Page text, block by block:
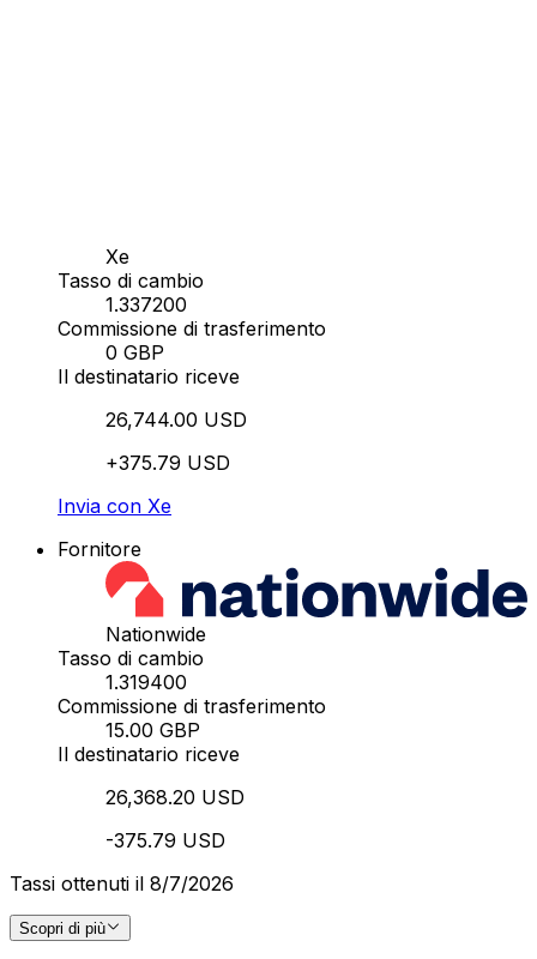
Xe
Tasso di cambio
1.337200
Commissione di trasferimento
0 GBP
Il destinatario riceve
26,744.00 USD
+375.79 USD
Invia con Xe
Fornitore
Nationwide
Tasso di cambio
1.319400
Commissione di trasferimento
15.00 GBP
Il destinatario riceve
26,368.20 USD
-375.79 USD
Tassi ottenuti il 8/7/2026
Scopri di più